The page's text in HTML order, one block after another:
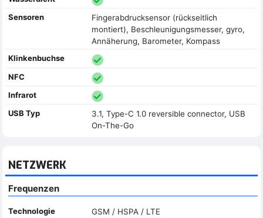
Sensoren
Fingerabdrucksensor (rückseitlich
montiert), Beschleunigungsmesser, gyro,
Annäherung, Barometer, Kompass
Klinkenbuchse
NFC
Infrarot
USB Typ
3.1, Type-C 1.0 reversible connector, USB
On-The-Go
NETZWERK
Frequenzen
Technologie
GSM / HSPA / LTE